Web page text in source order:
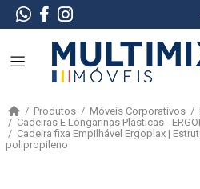
Produtos Móveis Corporativos
Cadeiras E Longarinas Plásticas -
Cadeira fixa Empilhável Ergoplax |
polipropileno